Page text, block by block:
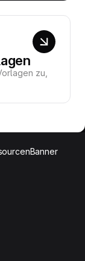
zu,
Banner